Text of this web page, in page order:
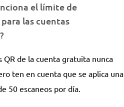
el límite de
para las cuentas
QR de la cuenta gratuita nunca
ten en cuenta que se aplica una
50 escaneos por día.